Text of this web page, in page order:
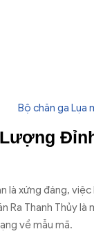
Bộ chăn ga Lụa
là xứng đáng,
Ra Thanh Thủy
về mẫu mã.